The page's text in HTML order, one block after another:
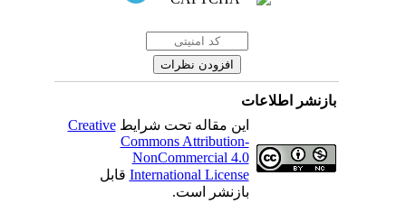
بازنشر اطلاعات
این مقاله تحت شرایطCreative
Commons Attribution-
NonCommercial 4.0
International Licenseقابل
بازنشر است.